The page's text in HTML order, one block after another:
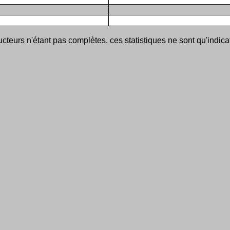
n'étant pas complètes, ces statistiques ne sont